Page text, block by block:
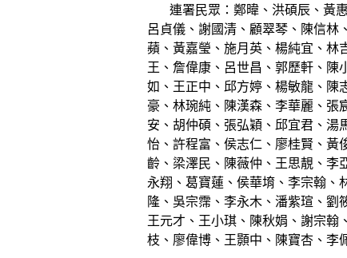
連署民眾：鄭暐、洪碩辰、黃惠
呂貞儀、謝國清、顧翠琴、陳信
蘋、黃嘉瑩、施月英、楊純宜、林
王、詹偉康、呂世昌、郭歷軒、
如、王正中、邱方婷、楊敏龍、陳
豪、林琬純、陳漢森、李華麗、
安、胡仲碩、張弘穎、邱宜君、
怡、許程富、侯志仁、廖桂賢、黃
齡、梁澤民、陳薇仲、王思靚、李
永翔、葛寶蓮、侯華堉、李宗翰、
隆、吳宗霈、李永木、潘紫瑄、劉
王元才、王小琪、陳秋娟、謝宗
枝、廖偉博、王顥中、陳寶杏、李